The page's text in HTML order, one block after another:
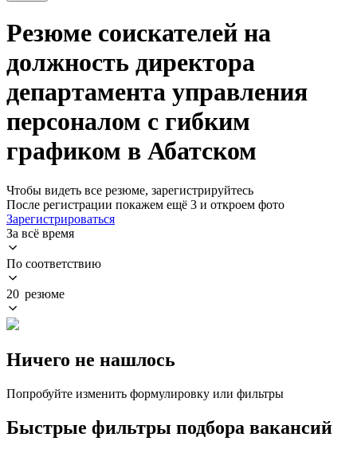
Резюме соискателей на
должность директора
департамента управления
персоналом с гибким
графиком в Абатском
Чтобы видеть все резюме, зарегистрируйтесь
После регистрации покажем ещё 3 и откроем фото
Зарегистрироваться
За всё время
По соответствию
20 резюме
Ничего не нашлось
Попробуйте изменить формулировку или фильтры
Быстрые фильтры подбора вакансий